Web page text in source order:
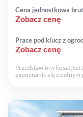
Cena jednostkowa
Zobacz cenę
Prace pod klucz z
Zobacz cenę
Przedstawiony koszt
zapoznaniu się z